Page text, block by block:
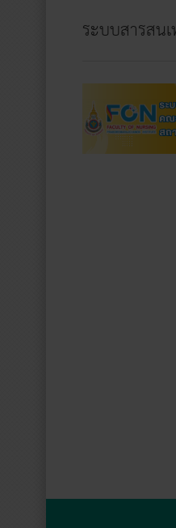
ระบบสารสน